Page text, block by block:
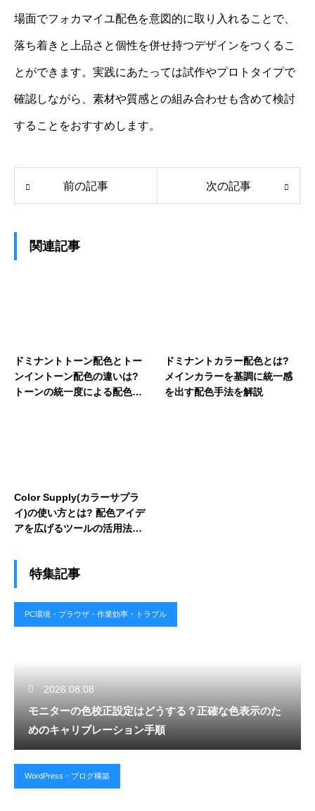
場面でフォカマイユ配色を意図的に取り入れることで、
落ち着きと上品さと個性を併せ持つデザインをつくるこ
とができます。実践にあたっては試作やプロトタイプで
確認しながら、素材や質感との組み合わせも含めて検討
することをおすすめします。
前の記事 次の記事
関連記事
ドミナントトーン配色とトー
ンイントーン配色の違いは?
トーンの統一度による配色テ
ドミナントカラー配色とは?
メインカラーを基調に統一感
を出す配色手法を解説
Color Supply(カラーサプラ
イ)の使い方とは? 配色アイデ
アを広げるツールの活用法を
特集記事
PC環境・ブラウザ・作業効率・トラブル
2026.08.08
モニターの色校正設定はどうする？正確な色表示のた
めのキャリブレーション手順
WordPress・ブログ構築